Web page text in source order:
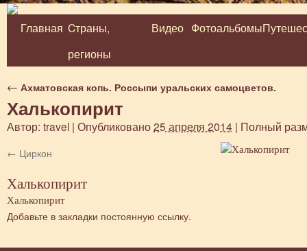
Перейти
Главная Cтраны,
регионы
Видео Фотоальбомы
← Ахматовская копь. Россыпи уральских самоцветов.
Халькопирит
Автор: travel | Опубликовано25 апреля 2014 | Полный
Циркон
Халькопирит
Халькопирит
Добавьте в закладки постоянную ссылку.